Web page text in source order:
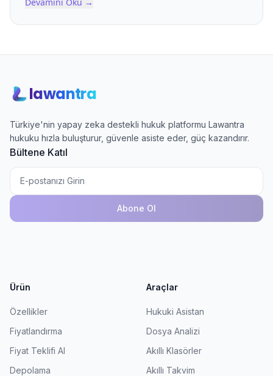
lawantra
Türkiye'nin yapay zeka destekli hukuk platformu Lawantra
hukuku hızla buluşturur, güvenle asiste eder, güç kazandırır.
Bültene Katıl
Abone Ol
Ürün
Özellikler
Fiyatlandırma
Fiyat Teklifi Al
Depolama
Araçlar
Hukuki Asistan
Dosya Analizi
Akıllı Klasörler
Akıllı Takvim